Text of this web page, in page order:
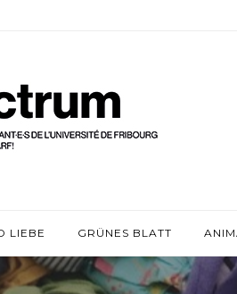
LIEBE GRÜNES BLATT